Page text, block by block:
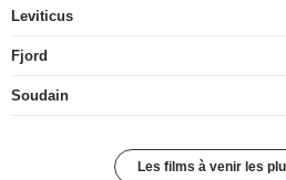
Leviticus
Fjord
Soudain
Les films à venir les